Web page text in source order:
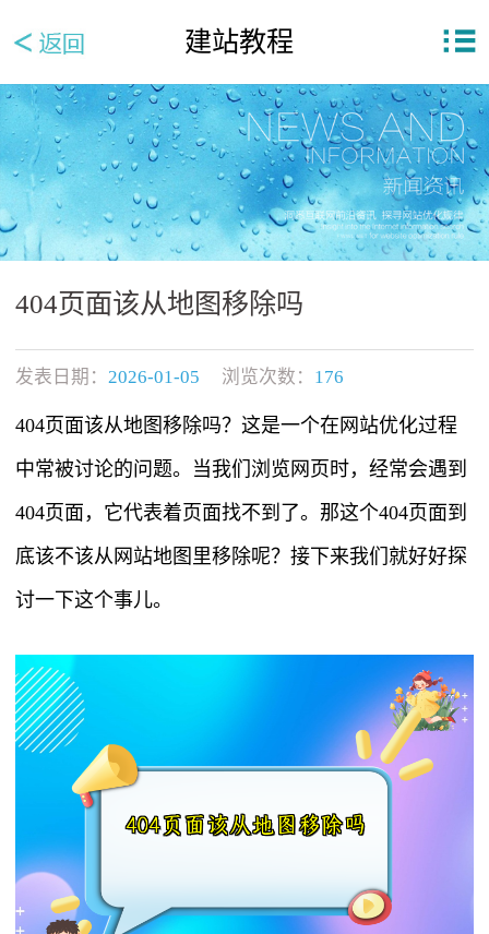
建站教程
404页面该从地图移除吗
发表日期： 2026-01-05 浏览次数： 176
404页面该从地图移除吗？这是一个在网站优化过程
中常被讨论的问题。当我们浏览网页时，经常会遇到
404页面，它代表着页面找不到了。那这个404页面到
底该不该从网站地图里移除呢？接下来我们就好好探
讨一下这个事儿。